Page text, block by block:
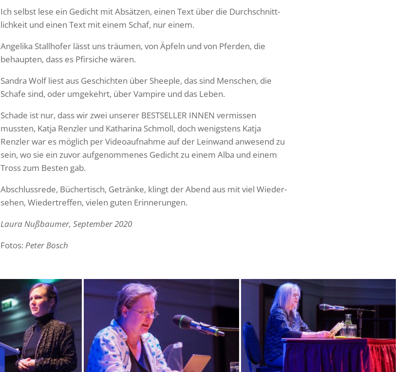
Ich selbst lese ein Gedicht mit Absätzen, einen Text über die Durch­schnitt­
lich­keit und einen Text mit einem Schaf, nur einem.
Ange­lika Stall­hofer lässt uns träumen, von Äpfeln und von Pferden, die
behaupten, dass es Pfir­siche wären.
Sandra Wolf liest aus Geschichten über Sheeple, das sind Menschen, die
Schafe sind, oder umge­kehrt, über Vampire und das Leben.
Schade ist nur, dass wir zwei unserer BESTSELLER INNEN vermissen
mussten, Katja Renzler und Katha­rina Schmoll, doch wenigs­tens Katja
Renzler war es möglich per Video­auf­nahme auf der Lein­wand anwe­send zu
sein, wo sie ein zuvor aufge­nom­menes Gedicht zu einem Alba und einem
Tross zum Besten gab.
Abschluss­rede, Bücher­tisch, Getränke, klingt der Abend aus mit viel Wieder­
sehen, Wieder­treffen, vielen guten Erinnerungen.
Laura Nußbaumer, September 2020
Fotos: Peter Bosch